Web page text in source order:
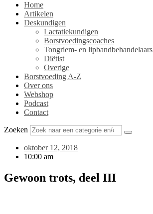
Home
Artikelen
Deskundigen
Lactatiekundigen
Borstvoedingscoaches
Tongriem- en lipbandbehandelaars
Diëtist
Overige
Borstvoeding A-Z
Over ons
Webshop
Podcast
Contact
Zoeken
oktober 12, 2018
10:00 am
Gewoon trots, deel III